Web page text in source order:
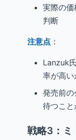
実際の
判断
注意点 ：
Lanzuk
率が高
発売前
待つこと
戦略3：ミ